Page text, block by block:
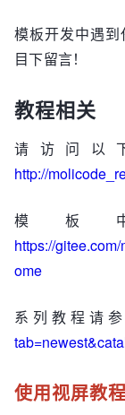
模板开发中遇
目下留言！
教程相关
请访问以
http://
模板
https://
ome
系列教程请参
使用视屏教程